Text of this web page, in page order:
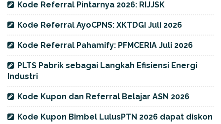
Kode Referral Pintarnya 2026: RIJJSK
Kode Referral AyoCPNS: XKTDGI Juli 2026
Kode Referral Pahamify: PFMCERIA Juli 2026
PLTS Pabrik sebagai Langkah Efisiensi Energi
Industri
Kode Kupon dan Referral Belajar ASN 2026
Kode Kupon Bimbel LulusPTN 2026 dapat diskon